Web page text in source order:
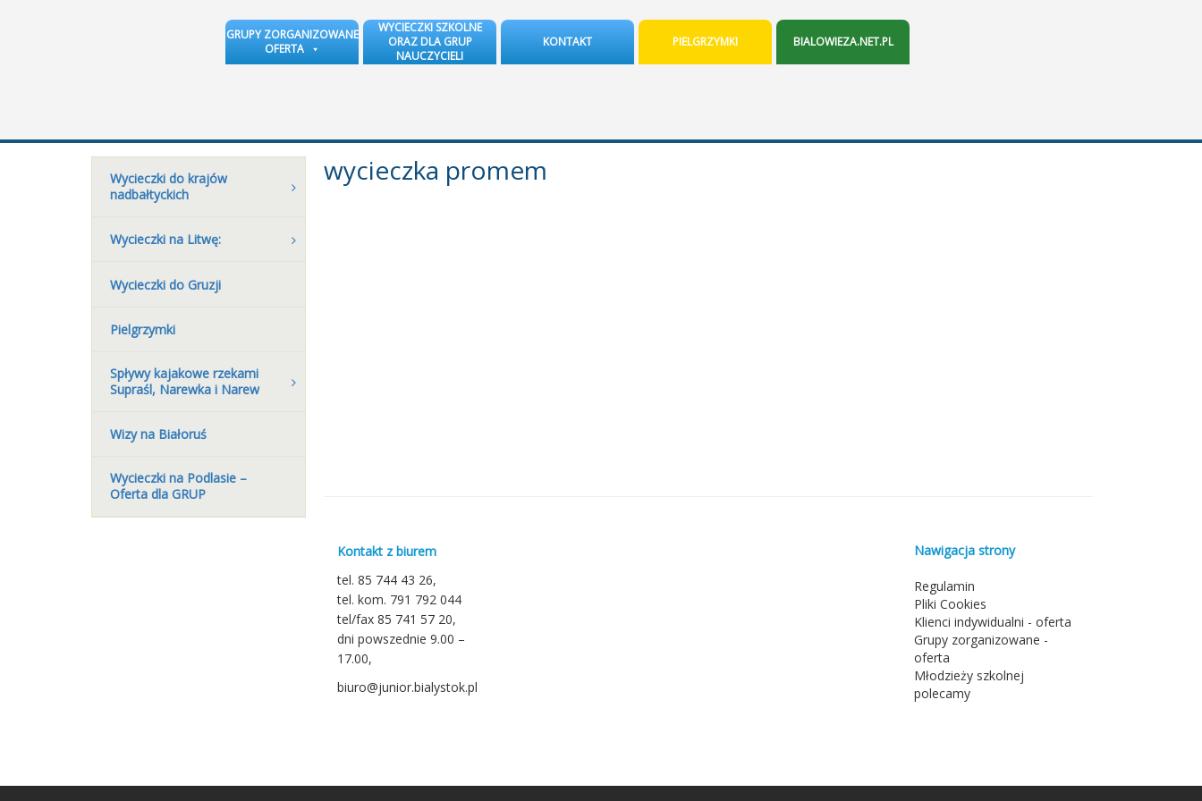
GRUPY ZORGANIZOWANE
OFERTA
WYCIECZKI SZKOLNE
ORAZ DLA GRUP
NAUCZYCIELI
KONTAKT PIELGRZYMKI BIALOWIEZA.NET.PL
Wycieczki do krajów
nadbałtyckich
Wycieczki na Litwę:
Wycieczki do Gruzji
Pielgrzymki
Spływy kajakowe rzekami
Supraśl, Narewka i Narew
Wizy na Białoruś
Wycieczki na Podlasie –
Oferta dla GRUP
wycieczka promem
Kontakt z biurem
tel. 85 744 43 26,
tel. kom. 791 792 044
tel/fax 85 741 57 20,
dni powszednie 9.00 –
17.00,
biuro@junior.bialystok.pl
Nawigacja strony
Regulamin
Pliki Cookies
Klienci indywidualni - oferta
Grupy zorganizowane -
oferta
Młodzieży szkolnej
polecamy